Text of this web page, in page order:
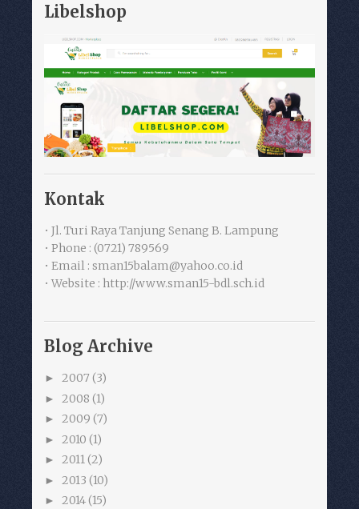
Libelshop
Kontak
• Jl. Turi Raya Tanjung Senang B. Lampung
• Phone : (0721) 789569
• Email : sman15balam@yahoo.co.id
• Website : http://www.sman15-bdl.sch.id
Blog Archive
► 2007 (3)
► 2008 (1)
► 2009 (7)
► 2010 (1)
► 2011(2)
► 2013 (10)
► 2014(15)